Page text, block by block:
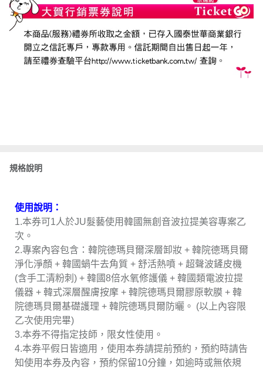
規格說明
使用說明：
1.本券可1人於JU髮藝使用韓國無創音波拉提美容專案乙
次。
2.專案內容包含：韓院德瑪貝爾深層卸妝 + 韓院德瑪貝爾
淨化淨顏 + 韓國蝸牛去角質 + 舒活熱噴 + 超聲波鏟皮機
(含手工清粉刺) + 韓國8倍水氧修護儀 + 韓國類電波拉提
儀器 + 韓式深層醒膚按摩 + 韓院德瑪貝爾膠原軟膜 + 韓
院德瑪貝爾基礎護理 + 韓院德瑪貝爾防曬。 (以上內容限
乙次使用完畢)
3.本券不得指定技師，限女性使用。
4.本券平假日皆適用，使用本券請提前預約，預約時請告
知使用本券及內容，預約保留10分鐘，如逾時或無依規